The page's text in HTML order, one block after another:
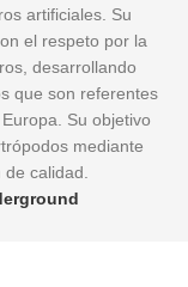
artificiales. Su
el respeto por la
desarrollando
que son referentes
Su objetivo
mediante
de calidad.